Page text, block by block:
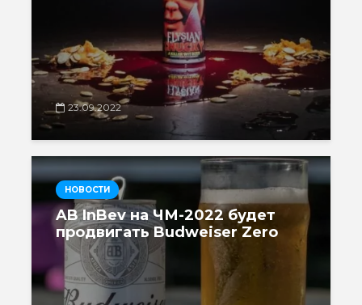
23.09.2022
НОВОСТИ
AB InBev на ЧМ-2022 будет
продвигать Budweiser Zero